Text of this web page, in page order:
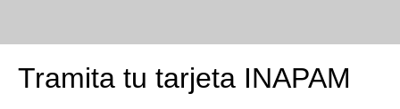
Tramita tu tarjeta INAPAM